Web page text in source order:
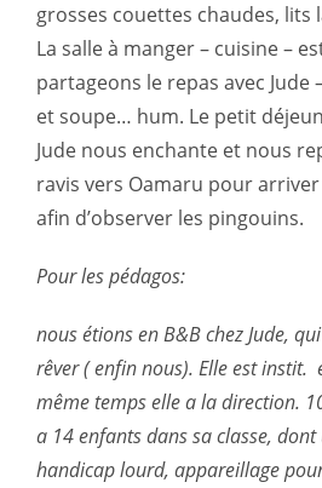
grosses couettes chaudes, lits
La salle à manger – cuisine –
partageons le repas avec Jude
et soupe… hum. Le petit
Jude nous enchante et nous
ravis vers Oamaru pour arriver
afin d’observer les pingouins.
Pour les pédagos:
nous étions en B&B chez Jude,
rêver ( enfin nous). Elle est instit.
même temps elle a la direction.
a 14 enfants dans sa classe,
handicap lourd, appareillage